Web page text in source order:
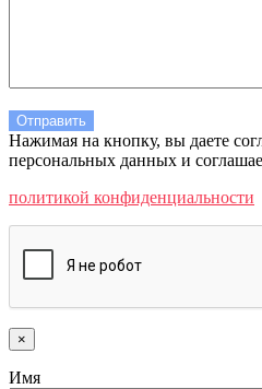
Нажимая на кнопку, вы даете
персональных данных и
политикой конфиденциальности
×
Имя